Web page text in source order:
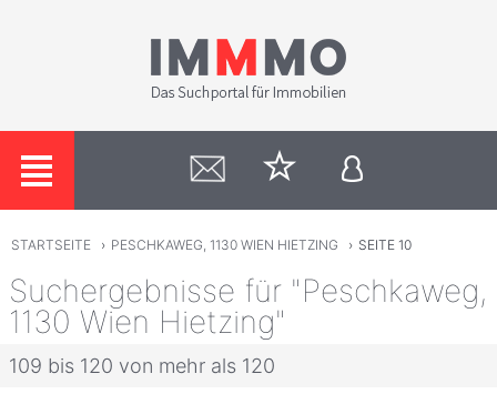
STARTSEITE › PESCHKAWEG, 1130 WIEN HIETZING › SEITE 10
Suchergebnisse für "Peschkaweg,
1130 Wien Hietzing"
109 bis 120 von mehr als 120